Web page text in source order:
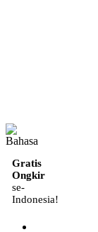
Gratis
Ongkir
se-
Indonesia!